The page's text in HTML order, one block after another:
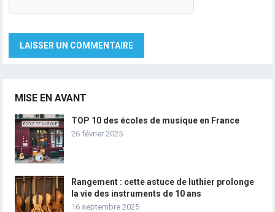
MISE EN AVANT
TOP 10 des écoles de musique en France
26 février 2025
Rangement : cette astuce de luthier prolonge
la vie des instruments de 10 ans
16 septembre 2025